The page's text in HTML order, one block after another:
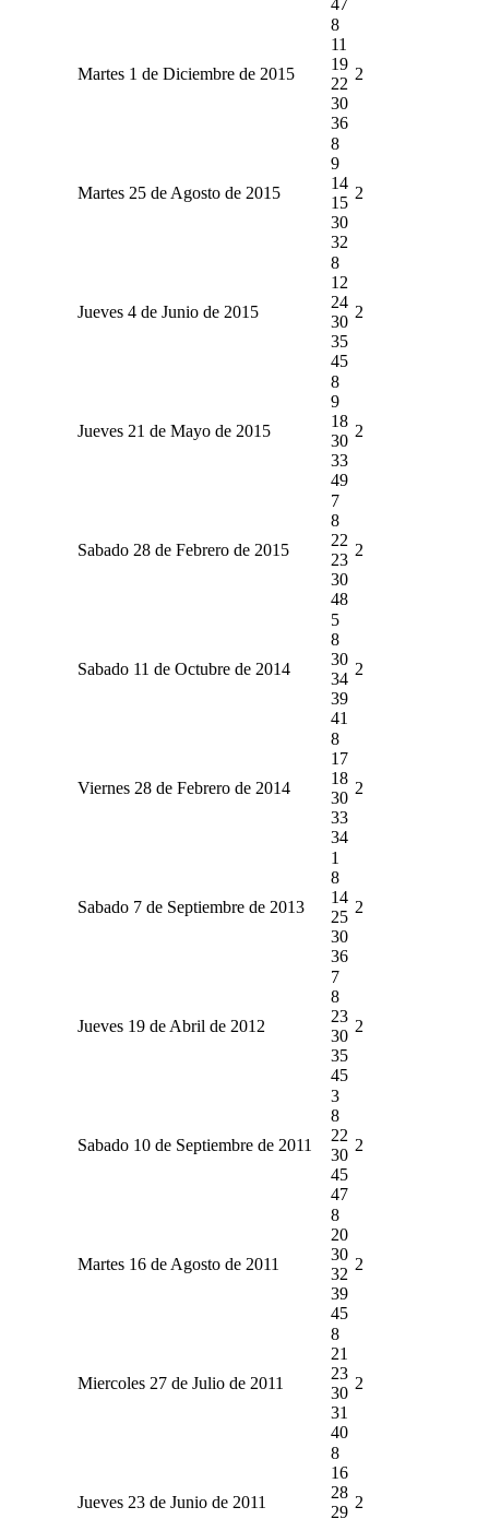
Martes 1 de Diciembre de 2015
8
11
19
22
30
36
2
Martes 25 de Agosto de 2015
8
9
14
15
30
32
2
Jueves 4 de Junio de 2015
8
12
24
30
35
45
2
Jueves 21 de Mayo de 2015
8
9
18
30
33
49
2
Sabado 28 de Febrero de 2015
7
8
22
23
30
48
2
Sabado 11 de Octubre de 2014
5
8
30
34
39
41
2
Viernes 28 de Febrero de 2014
8
17
18
30
33
34
2
Sabado 7 de Septiembre de 2013
1
8
14
25
30
36
2
Jueves 19 de Abril de 2012
7
8
23
30
35
45
2
Sabado 10 de Septiembre de 2011
3
8
22
30
45
47
2
Martes 16 de Agosto de 2011
8
20
30
32
39
45
2
Miercoles 27 de Julio de 2011
8
21
23
30
31
40
2
Jueves 23 de Junio de 2011
8
16
28
29
2